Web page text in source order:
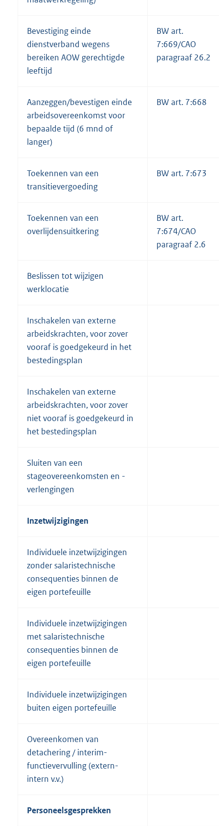
Bevestiging einde
dienstverband wegens
bereiken AOW gerechtigde
leeftijd
BW art.
7:669/CAO
paragraaf 26.2
Aanzeggen/bevestigen einde
arbeidsovereenkomst voor
bepaalde tijd (6 mnd of
langer)
BW art. 7:668
Toekennen van een
transitievergoeding
BW art. 7:673
Toekennen van een
overlijdensuitkering
BW art.
7:674/CAO
paragraaf 2.6
Beslissen tot wijzigen
werklocatie
Inschakelen van externe
arbeidskrachten, voor zover
vooraf is goedgekeurd in het
bestedingsplan
Inschakelen van externe
arbeidskrachten, voor zover
niet vooraf is goedgekeurd in
het bestedingsplan
Sluiten van een
stageovereenkomsten en -
verlengingen
Inzetwijzigingen
Individuele inzetwijzigingen
zonder salaristechnische
consequenties binnen de
eigen portefeuille
Individuele inzetwijzigingen
met salaristechnische
consequenties binnen de
eigen portefeuille
Individuele inzetwijzigingen
buiten eigen portefeuille
Overeenkomen van
detachering / interim-
functievervulling (extern-
intern v.v.)
Personeelsgesprekken